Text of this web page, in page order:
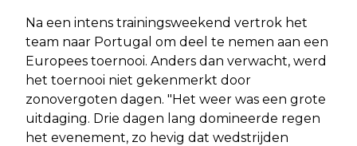
Na een intens trainingsweekend vertrok het
team naar Portugal om deel te nemen aan een
Europees toernooi. Anders dan verwacht, werd
het toernooi niet gekenmerkt door
zonovergoten dagen. "Het weer was een grote
uitdaging. Drie dagen lang domineerde regen
het evenement, zo hevig dat wedstrijden